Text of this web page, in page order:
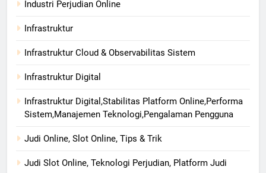
Industri Perjudian Online
Infrastruktur
Infrastruktur Cloud & Observabilitas Sistem
Infrastruktur Digital
Infrastruktur Digital,Stabilitas Platform Online,Performa
Sistem,Manajemen Teknologi,Pengalaman Pengguna
Judi Online, Slot Online, Tips & Trik
Judi Slot Online, Teknologi Perjudian, Platform Judi